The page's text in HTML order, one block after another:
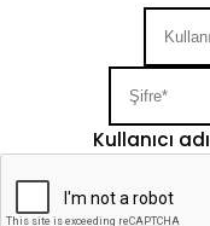
Kullanıcı